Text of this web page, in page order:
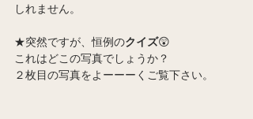
しれません。
★突然ですが、恒例のクイズ😲
これはどこの写真でしょうか？
２枚目の写真をよーーーくご覧下さい。